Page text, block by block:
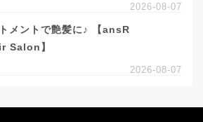
2026-08-07
メントで艶髪に♪ 【ansR
Salon】
2026-08-07